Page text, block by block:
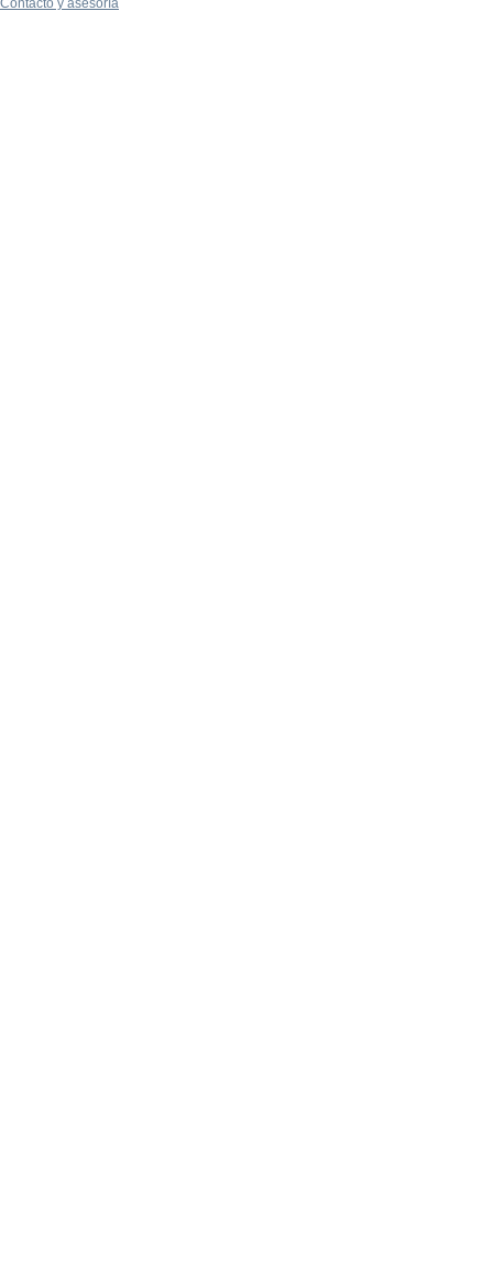
Contacto y asesoría